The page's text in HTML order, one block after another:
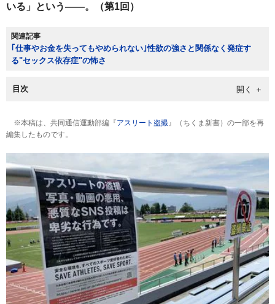
いる」という――。（第1回）
関連記事
｢仕事やお金を失ってもやめられない｣性欲の強さと関係なく発症す
る"セックス依存症"の怖さ
目次
※本稿は、共同通信運動部編『アスリート盗撮 』（ちくま新書）の一部を再
編集したものです。